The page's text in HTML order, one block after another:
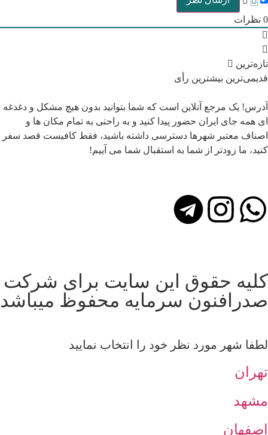
0 نظرات
تازه‌ترین
قدیمی‌ترین بیشترین رأی
آدرس! یک مرجع آنلاین است که شما بتوانید بدون هیچ مشکل و دغدغه
ای همه جای ایران حضور پیدا کنید و به راحتی به تمام مکان ها و
اصناف معتبر شهرها دسترسی داشته باشید، فقط کافیست قصد سفر
کنید، ما زودتر از شما به استقبال شما می آییم!
کلیه حقوق این سایت برای شرکت
صدرافنون سرمایه محفوظ میباشد
لطفا شهر مورد نظر خود را انتخاب نمایید
تهران
مشهد
اصفهان